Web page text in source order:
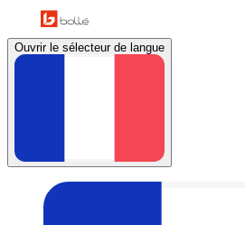
Ouvrir le sélecteur de langue